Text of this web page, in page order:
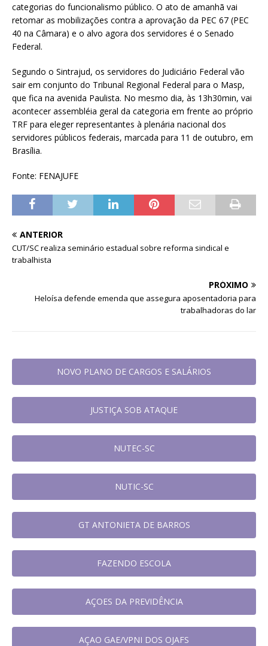
categorias do funcionalismo público. O ato de amanhã vai
retomar as mobilizações contra a aprovação da PEC 67 (PEC
40 na Câmara) e o alvo agora dos servidores é o Senado
Federal.
Segundo o Sintrajud, os servidores do Judiciário Federal vão
sair em conjunto do Tribunal Regional Federal para o Masp,
que fica na avenida Paulista. No mesmo dia, às 13h30min, vai
acontecer assembléia geral da categoria em frente ao próprio
TRF para eleger representantes à plenária nacional dos
servidores públicos federais, marcada para 11 de outubro, em
Brasília.
Fonte: FENAJUFE
ANTERIOR
CUT/SC realiza seminário estadual sobre reforma sindical e
trabalhista
PRÓXIMO
Heloísa defende emenda que assegura aposentadoria para
trabalhadoras do lar
NOVO PLANO DE CARGOS E SALÁRIOS
JUSTIÇA SOB ATAQUE
NUTEC-SC
NUTIC-SC
GT ANTONIETA DE BARROS
FAZENDO ESCOLA
AÇOES DA PREVIDÊNCIA
AÇAO GAE/VPNI DOS OJAFS